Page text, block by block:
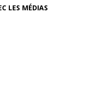
LES MÉDIAS